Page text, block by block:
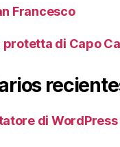
Francesco
protetta di Capo
di WordPress